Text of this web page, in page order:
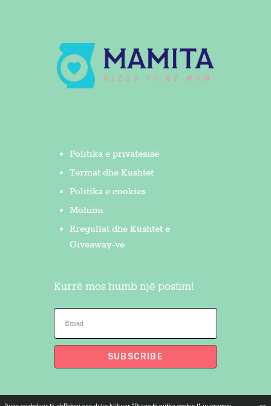
Politika e privatësisë
Termat dhe Kushtet
Politika e cookies
Mohimi
Rregullat dhe Kushtet e
Giveaway-ve
Kurrë mos humb një postim!